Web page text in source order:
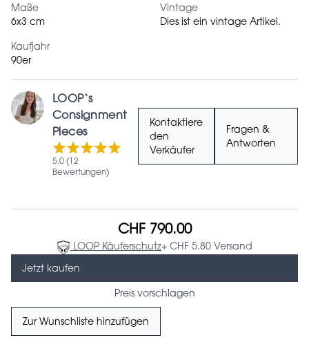
Maße
6x3 cm
Vintage
Dies ist ein vintage Artikel.
Kaufjahr
90er
LOOP‘s
Consignment
Pieces
5.0 (12
Bewertungen)
Kontaktiere
den
Verkäufer
Fragen &
Antworten
CHF 790.00
LOOP Käuferschutz+ CHF 5.80 Versand
Jetzt kaufen
Preis vorschlagen
Zur Wunschliste hinzufügen